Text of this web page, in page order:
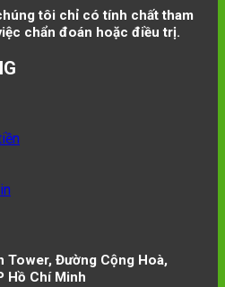
tôi chỉ có tính chất tham
chẩn đoán hoặc điều trị.
Tower, Đường Cộng Hoà,
Hồ Chí Minh